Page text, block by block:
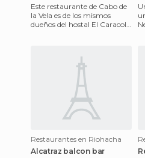
Este restaurante de Cabo de
la Vela es de los mismos
dueños del hostal El Caracol.
Restaurantes en Riohacha
Alcatraz balcon bar